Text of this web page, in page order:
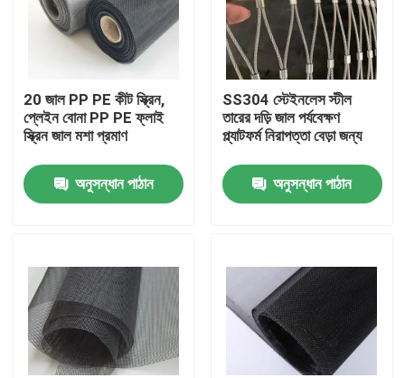
পণ্য
আমাদের সম্বন্ধে
20 জাল PP PE কীট স্ক্রিন,
প্লেইন বোনা PP PE ফ্লাই
স্ক্রিন জাল মশা প্রমাণ
অনুসন্ধান পাঠান
SS304 স্টেইনলেস স্টীল
তারের দড়ি জাল পর্যবেক্ষণ
প্ল্যাটফর্ম নিরাপত্তা বেড়া জন্য
অনুসন্ধান পাঠান